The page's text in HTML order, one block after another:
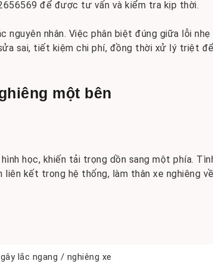
để được tư vấn và kiểm tra kịp thời.
nhân. Việc phân biệt đúng giữa lỗi nhẹ
sai, tiết kiệm chi phí, đồng thời xử lý triệt để
một bên
học, khiến tải trọng dồn sang một phía.
kết trong hệ thống, làm thân xe nghiêng về
lắc ngang / nghiêng xe